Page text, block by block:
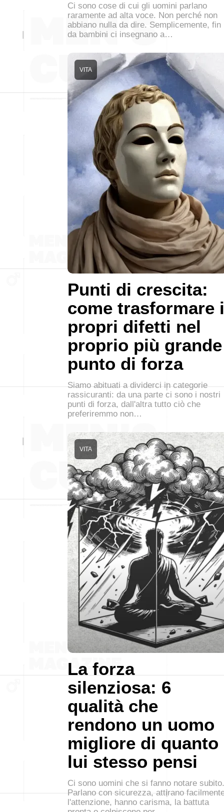
Ci sono cose di cui gli uomini parlano
raramente ad alta voce. Non perché non
abbiano nulla da dire. Semplicemente, fin
da bambini ci insegnano a…
Punti di crescita:
come trasformare i
propri difetti nel
proprio più grande
punto di forza
VITA
Siamo abituati a dividerci in categorie
rassicuranti: da una parte ci sono i nostri
punti di forza, dall'altra tutto ciò che
preferiremmo non…
La forza
silenziosa: 6
qualità che
rendono un uomo
migliore di quanto
lui stesso pensi
VITA
Ci sono uomini che si fanno notare subito.
Parlano con sicurezza, attirano
l'attenzione, hanno carisma, la battuta